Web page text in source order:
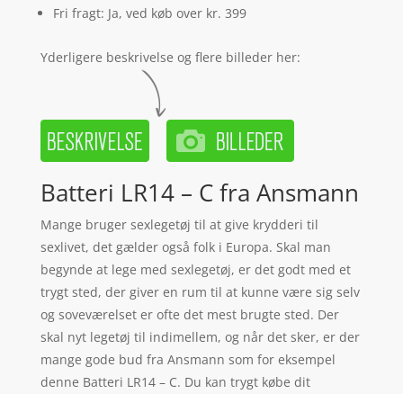
Fri fragt: Ja, ved køb over kr. 399
Yderligere beskrivelse og flere billeder her:
Batteri LR14 – C fra Ansmann
Mange bruger sexlegetøj til at give krydderi til
sexlivet, det gælder også folk i Europa. Skal man
begynde at lege med sexlegetøj, er det godt med et
trygt sted, der giver en rum til at kunne være sig selv
og soveværelset er ofte det mest brugte sted. Der
skal nyt legetøj til indimellem, og når det sker, er der
mange gode bud fra Ansmann som for eksempel
denne Batteri LR14 – C. Du kan trygt købe dit